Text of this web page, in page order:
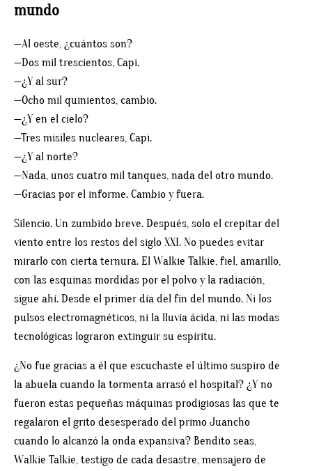
mundo
—Al oeste, ¿cuántos son?
—Dos mil trescientos, Capi.
—¿Y al sur?
—Ocho mil quinientos, cambio.
—¿Y en el cielo?
—Tres misiles nucleares, Capi.
—¿Y al norte?
—Nada, unos cuatro mil tanques, nada del otro mundo.
—Gracias por el informe. Cambio y fuera.
Silencio. Un zumbido breve. Después, solo el crepitar del
viento entre los restos del siglo XXI. No puedes evitar
mirarlo con cierta ternura. El Walkie Talkie, fiel, amarillo,
con las esquinas mordidas por el polvo y la radiación,
sigue ahí. Desde el primer día del fin del mundo. Ni los
pulsos electromagnéticos, ni la lluvia ácida, ni las modas
tecnológicas lograron extinguir su espíritu.
¿No fue gracias a él que escuchaste el último suspiro de
la abuela cuando la tormenta arrasó el hospital? ¿Y no
fueron estas pequeñas máquinas prodigiosas las que te
regalaron el grito desesperado del primo Juancho
cuando lo alcanzó la onda expansiva? Bendito seas,
Walkie Talkie, testigo de cada desastre, mensajero de